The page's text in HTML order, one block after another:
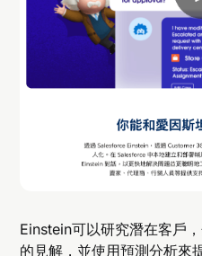
Einstein可以研究潛在客戶
的見解，並使用預測分析來